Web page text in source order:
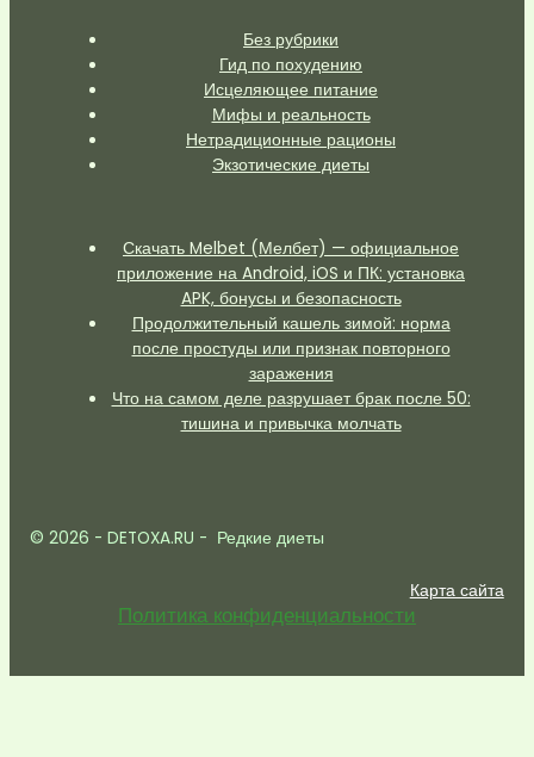
Без рубрики
Гид по похудению
Исцеляющее питание
Мифы и реальность
Нетрадиционные рационы
Экзотические диеты
Скачать Melbet (Мелбет) — официальное
приложение на Android, iOS и ПК: установка
APK, бонусы и безопасность
Продолжительный кашель зимой: норма
после простуды или признак повторного
заражения
Что на самом деле разрушает брак после 50:
тишина и привычка молчать
© 2026 - DETOXA.RU - Редкие диеты
Карта сайта
Политика конфиденциальности